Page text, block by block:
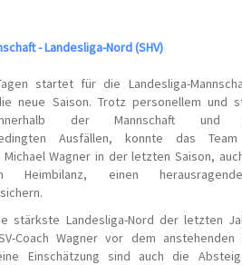
- Landesliga-Nord (SHV)
startet für die Landesliga-
neue Saison. Trotz personellem und
der Mannschaft und
Ausfällen, konnte das
Wagner in der letzten Saison,
Heimbilanz, einen
stärkste Landesliga-Nord der letzten
Coach Wagner vor dem anstehenden
Einschätzung sind auch die